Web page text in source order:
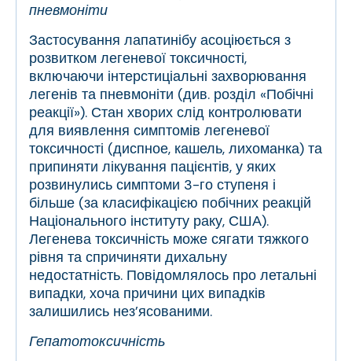
пневмоніти
Застосування лапатинібу асоціюється з
розвитком легеневої токсичності,
включаючи інтерстиціальні захворювання
легенів та пневмоніти (див. розділ «Побічні
реакції»). Стан хворих слід контролювати
для виявлення симптомів легеневої
токсичності (диспное, кашель, лихоманка) та
припиняти лікування пацієнтів, у яких
розвинулись симптоми 3-го ступеня і
більше (за класифікацією побічних реакцій
Національного інституту раку, США).
Легенева токсичність може сягати тяжкого
рівня та спричиняти дихальну
недостатність. Повідомлялось про летальні
випадки, хоча причини цих випадків
залишились нез’ясованими.
Гепатотоксичність